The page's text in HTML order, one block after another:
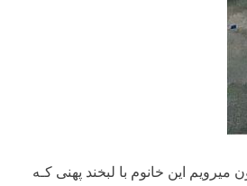
این خانوم با لبخند پهنی کـه